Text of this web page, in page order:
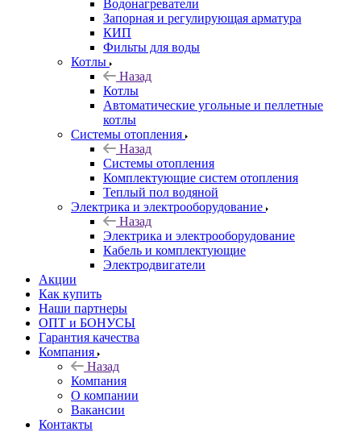
Водонагреватели
Запорная и регулирующая арматура
КИП
Фильты для воды
Котлы
Назад
Котлы
Автоматические угольные и пеллетные
котлы
Системы отопления
Назад
Системы отопления
Комплектующие систем отопления
Теплый пол водяной
Электрика и электрооборудование
Назад
Электрика и электрооборудование
Кабель и комплектующие
Электродвигатели
Акции
Как купить
Наши партнеры
ОПТ и БОНУСЫ
Гарантия качества
Компания
Назад
Компания
О компании
Вакансии
Контакты